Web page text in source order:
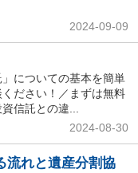
2024-09-09
についての基本を簡単
ださい！／まずは無料
信託との違...
2024-08-30
流れと遺産分割協